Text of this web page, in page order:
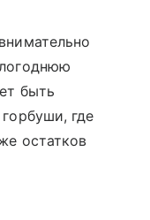
быть
где
остатков